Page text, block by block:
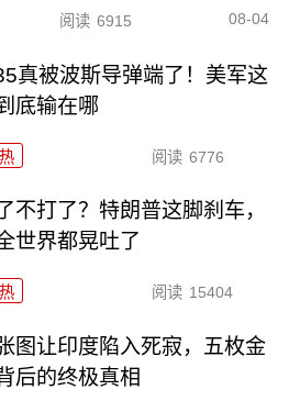
阅读 6915 08-04
真被波斯导弹端了！美军这
底输在哪
阅读 6776
不打了？特朗普这脚刹车，
世界都晃吐了
阅读 15404
图让印度陷入死寂，五枚金
后的终极真相